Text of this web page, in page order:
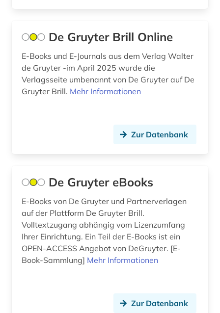
open science (2)
optik (1)
optische nachrichtentechnik (2)
patentklassifikation (1)
patentrecht (1)
patentregister (1)
pharmazie (7)
physik (2)
politische wissenschaft (1)
De Gruyter Brill Online
E-Books und E-Journals aus dem Verlag Walter
de Gruyter -im April 2025 wurde die
Verlagsseite umbenannt von De Gruyter auf De
Gruyter Brill. Mehr Informationen
Zur Datenbank
De Gruyter eBooks
E-Books von De Gruyter und Partnerverlagen
auf der Plattform De Gruyter Brill.
Volltextzugang abhängig vom Lizenzumfang
Ihrer Einrichtung. Ein Teil der E-Books ist ein
OPEN-ACCESS Angebot von DeGruyter. [E-
Book-Sammlung] Mehr Informationen
Zur Datenbank